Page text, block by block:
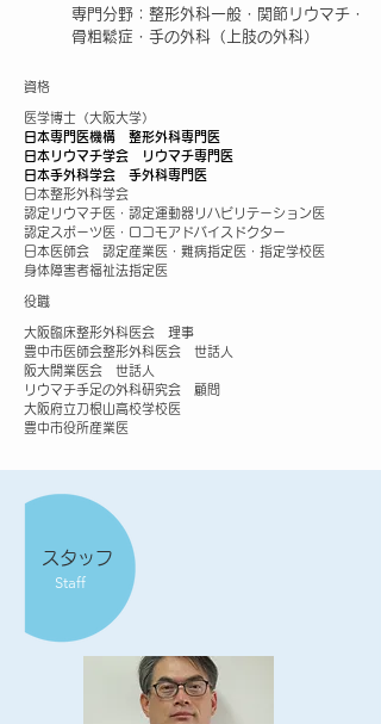
専門分野：整形外科一般・関節リウマチ・
骨粗鬆症・手の外科（上肢の外科）
資格
医学博士（大阪大学）
日本専門医機構 整形外科専門医
日本リウマチ学会 リウマチ専門医
日本手外科学会 手外科専門医
日本整形外科学会
認定リウマチ医・認定運動器リハビリテーション医
認定スポーツ医・ロコモアドバイスドクター
日本医師会 認定産業医・難病指定医・指定学校医
身体障害者福祉法指定医
​役職
大阪臨床整形外科医会 理事
豊中市医師会整形外科医会 世話人
阪大開業医会 世話人
リウマチ手足の外科研究会 顧問
大阪府立刀根山高校学校医
豊中市役所産業医
スタッフ
Staff